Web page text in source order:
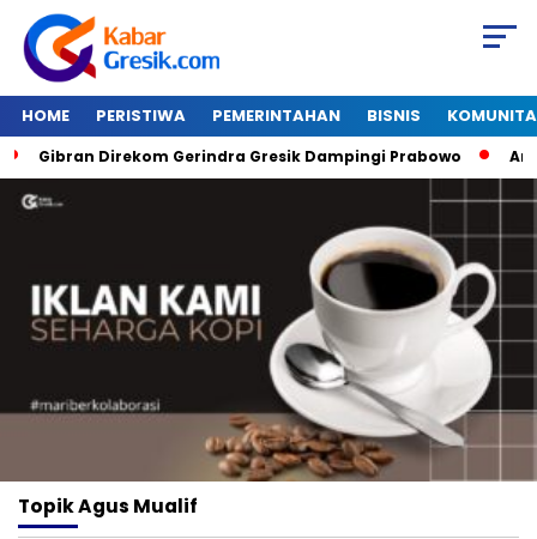
HOME PERISTIWA PEMERINTAHAN BISNIS
Gibran Direkom Gerindra Gresik Dampingi Prabowo
TopikAgus Mualif